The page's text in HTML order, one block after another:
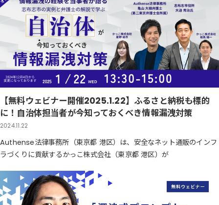
【無料ウェビナー開催2025.1.22】ふるさと納税も標的
に！自治体担当者が今知っておくべき情報漏洩対策
2024.11.22
Authense法律事務所（東京都 港区）は、安全なネット通販のインフ
ラづくりに貢献するかっこ株式会社（東京都 港区）が